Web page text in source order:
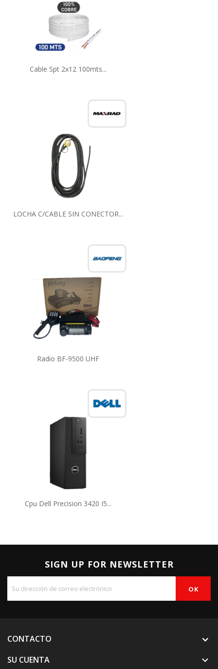
Cable Spt 2x12 100mts...
LOCHA C/CABLE SIN CONECTOR...
Radio BF-9500 UHF
Cpu Dell Precision 3420 I5...
SIGN UP FOR NEWSLETTER
CONTACTO
SU CUENTA
